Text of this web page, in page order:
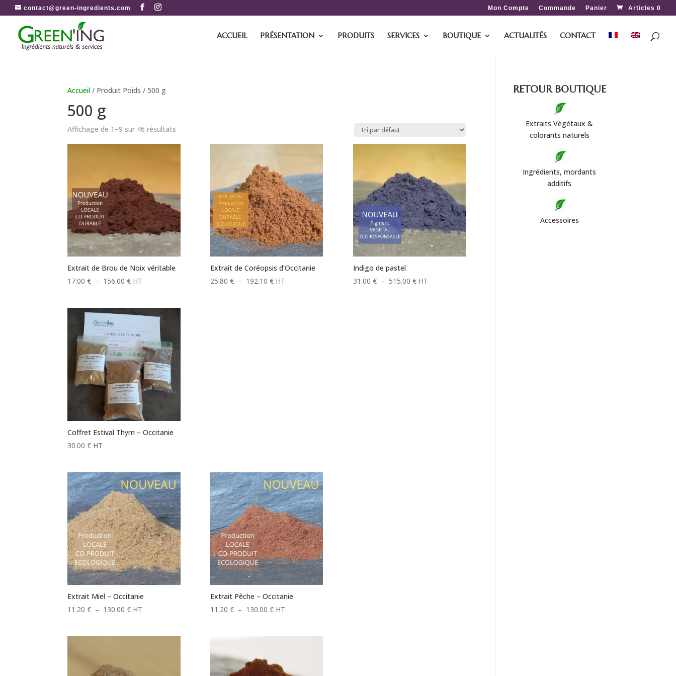
contact@green-ingredients.com Mon Compte Commande Panier Articles 0
ACCUEIL PRÉSENTATION PRODUITS SERVICES BOUTIQUE ACTUALITÉS CONTACT
Accueil / Produit Poids / 500 g
500 g
Affichage de 1–9 sur 46 résultats
Extrait de Brou de Noix véritable
17.00€ – 156.00€Plage
17.00 €
156.00 €
HT
Extrait de Coréopsis d’Occitanie
25.80 € – 192.10 €Plage
HT
Indigo de pastel
31.00 € – 515.00 €Plage
HT
Coffret Estival Thym – Occitanie
30.00€ HT
Extrait Miel – Occitanie
11.20€ – 130.00€Plage
HT
Extrait Pêche – Occitanie
11.20 € – 130.00 €Plage
130.00 €
HT
RETOURBOUTIQUE
Extraits Végétaux &
colorants naturels
Ingrédients, mordants
additifs
Accessoires